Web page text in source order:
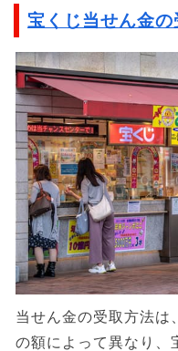
宝くじ当せん金
当せん金の受取方法は
の額によって異なり、